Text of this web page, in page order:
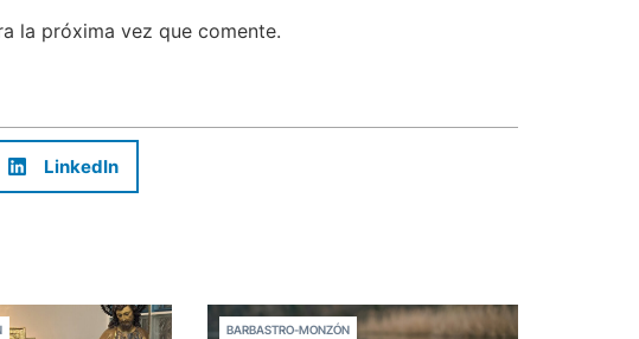
la próxima vez que comente.
LinkedIn
BARBASTRO-MONZÓN